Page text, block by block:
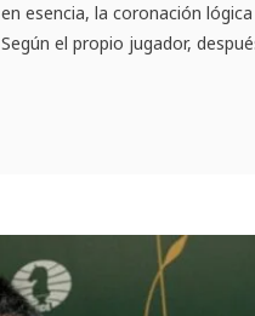
en esencia, la coronación
Según el propio jugador,